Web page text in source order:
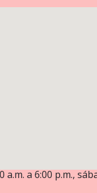
a 6:00 p.m.,